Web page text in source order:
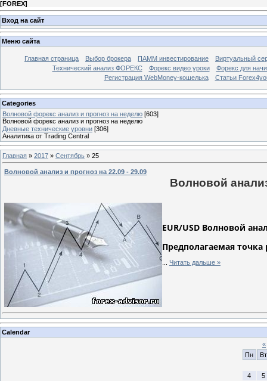
[FOREX]
Вход на сайт
Меню сайта
Главная страница Выбор брокера ПАММ инвестирование
Виртуальный
Технический анализ ФОРЕКС
Форекс видео уроки
Форекс для
Регистрация WebMoney-кошелька
Статьи
Categories
Волновой форекс анализ и прогноз на неделю [603]
Волновой форекс анализ и прогноз на неделю
Дневные технические уровни [306]
Аналитика от Trading Central
Главная » 2017 » Сентябрь » 25
Волновой анализ и прогноз на 22.09 - 29.09
Волновой
EUR/USD Волновой
Предполагаемая
Читать дальше »
Calendar
«
Пн
Вт
4
5